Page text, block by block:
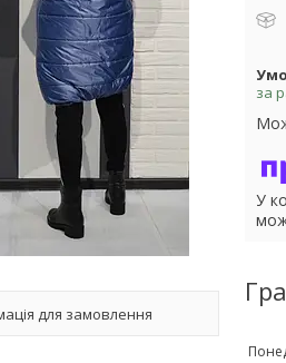
для замовлення
за
У